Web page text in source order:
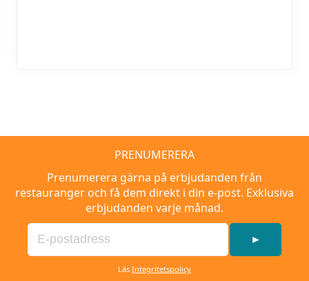
PRENUMERERA
Prenumerera gärna på erbjudanden från
restauranger och få dem direkt i din e-post. Exklusiva
erbjudanden varje månad.
►
Läs Integritetspolicy